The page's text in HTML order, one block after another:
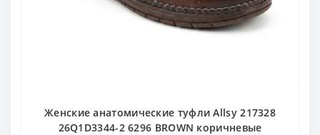
Женские анатомические туфли Allsy 217328
26Q1D3344-2 6296 BROWN коричневые